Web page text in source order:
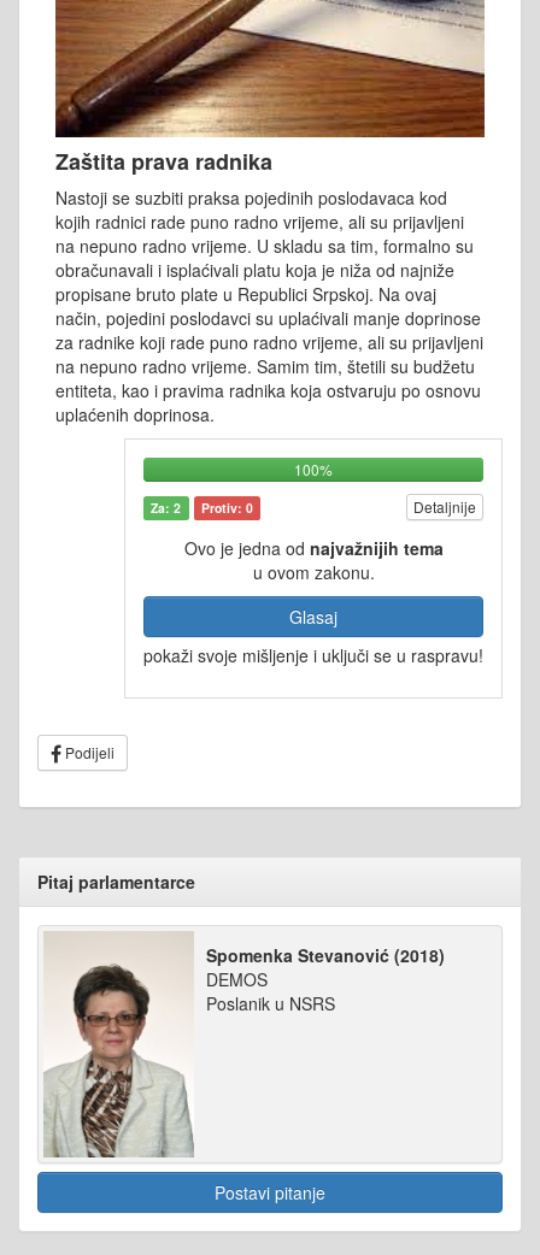
Zaštita prava radnika
Nastoji se suzbiti praksa pojedinih poslodavaca kod
kojih radnici rade puno radno vrijeme, ali su prijavljeni
na nepuno radno vrijeme. U skladu sa tim, formalno su
obračunavali i isplaćivali platu koja je niža od najniže
propisane bruto plate u Republici Srpskoj. Na ovaj
način, pojedini poslodavci su uplaćivali manje doprinose
za radnike koji rade puno radno vrijeme, ali su prijavljeni
na nepuno radno vrijeme. Samim tim, štetili su budžetu
entiteta, kao i pravima radnika koja ostvaruju po osnovu
uplaćenih doprinosa.
100%
Za: 2 Protiv: 0 Detaljnije
Ovo je jedna od najvažnijih tema
u ovom zakonu.
Glasaj
pokaži svoje mišljenje i uključi se u raspravu!
Podijeli
Pitaj parlamentarce
Spomenka Stevanović (2018)
DEMOS
Poslanik u NSRS
Postavi pitanje